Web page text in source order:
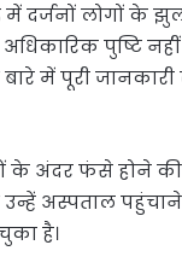
दर्जनों लोगों के
पुष्टि नहीं
में पूरी जानकारी
के अंदर फंसे होने की
अस्पताल
है।